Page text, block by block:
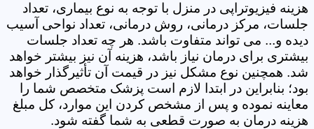
هزینه فیزیوتراپی در منزل با توجه به نوع بیماری، تعداد
جلسات، مرکز درمانی، روش درمانی، تعداد نواحی آسیب
دیده و... می تواند متفاوت باشد. هر چه تعداد جلسات
بیشتری برای درمان نیاز باشد، هزینه آن نیز بیشتر خواهد
شد. همچنین نوع مشکل نیز در قیمت آن تأثیرگذار خواهد
بود؛ بنابراین در ابتدا لازم است پزشک متخصص شما را
معاینه نموده و پس از مشخص کردن این موارد، کل مبلغ
هزینه درمان به صورت قطعی به شما گفته شود.